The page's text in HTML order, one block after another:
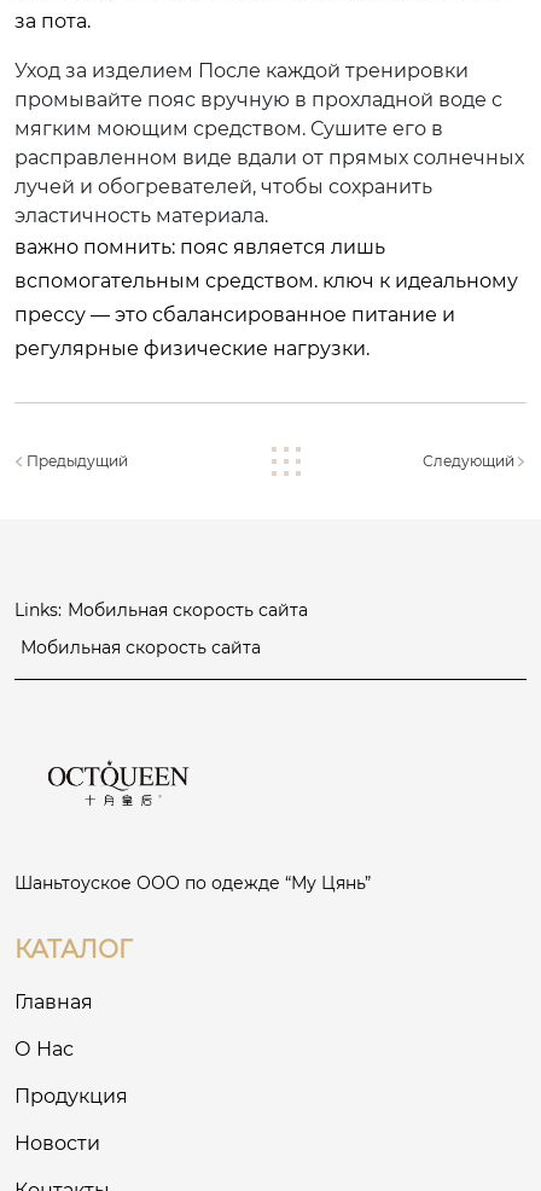
за пота.
Уход за изделием После каждой тренировки
промывайте пояс вручную в прохладной воде с
мягким моющим средством. Сушите его в
расправленном виде вдали от прямых солнечных
лучей и обогревателей, чтобы сохранить
эластичность материала.
важно помнить: пояс является лишь
вспомогательным средством. ключ к идеальному
прессу — это сбалансированное питание и
регулярные физические нагрузки.
Предыдущий Следующий
Links: Мобильная скорость сайта
Мобильная скорость сайта
Шаньтоуское ООО по одежде “Му Цянь”
КАТАЛОГ
Главная
О Нас
Продукция
Новости